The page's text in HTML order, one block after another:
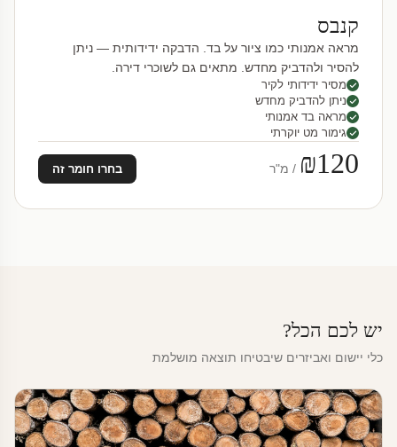
קנבס
מראה אמנותי כמו ציור על בד. הדבקה ידידותית — ניתן
להסיר ולהדביק מחדש. מתאים גם לשוכרי דירה.
מסיר ידידותי לקיר
ניתן להדביק מחדש
מראה בד אמנותי
גימור מט יוקרתי
₪120 / מ"ר בחרו חומר זה
יש לכם הכל?
כלי יישום ואביזרים שיבטיחו תוצאה מושלמת